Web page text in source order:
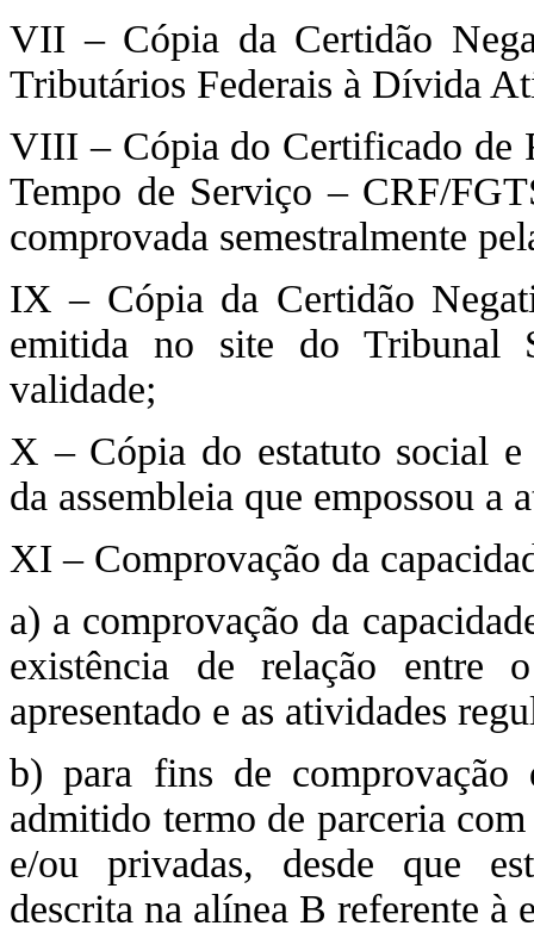
VII – Cópia da Certidão
Tributários Federais à Dívida
VIII – Cópia do Certificado de
Tempo de Serviço – CRF/
comprovada semestralmente
IX – Cópia da Certidão
emitida no site do Tribunal
validade;
X – Cópia do estatuto social e
da assembleia que empossou a
XI – Comprovação da
a) a comprovação da
existência de relação entre
apresentado e as atividades
b) para fins de comprovação
admitido termo de parceria
e/ou privadas, desde que
descrita na alínea B referente à